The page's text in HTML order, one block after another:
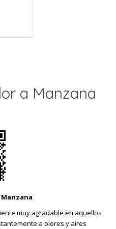
a Manzana
muy agradable en aquellos
a olores y aires